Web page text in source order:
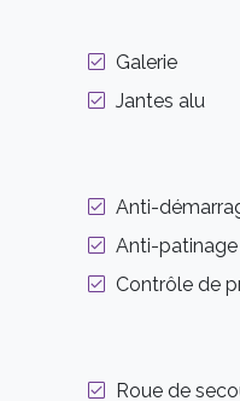
Galerie
Jantes alu
Anti-
Anti-patinage
Contrôle de
Roue de